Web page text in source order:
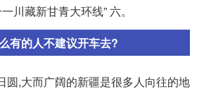
川藏新甘青大环线” 六。
有的人不建议开车去?
圆,大而广阔的新疆是很多人向往的地